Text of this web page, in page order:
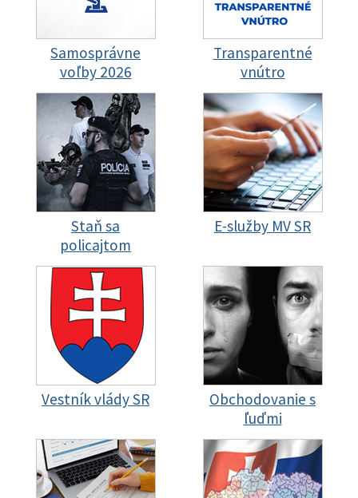
Samosprávne
voľby 2026
Transparentné
vnútro
Staň sa
policajtom
E-služby MV SR
Vestník vlády SR
Obchodovanie s
ľuďmi